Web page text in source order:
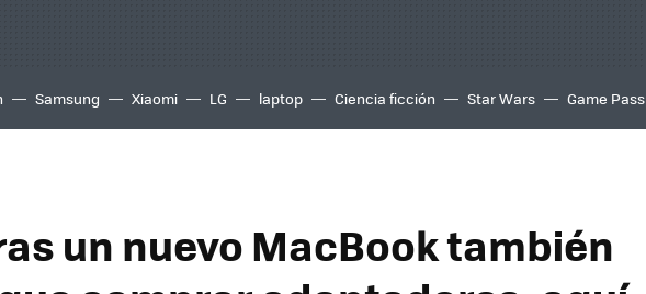
Samsung Xiaomi LG laptop Ciencia ficción Star Wars Game Pass
un nuevo MacBook también